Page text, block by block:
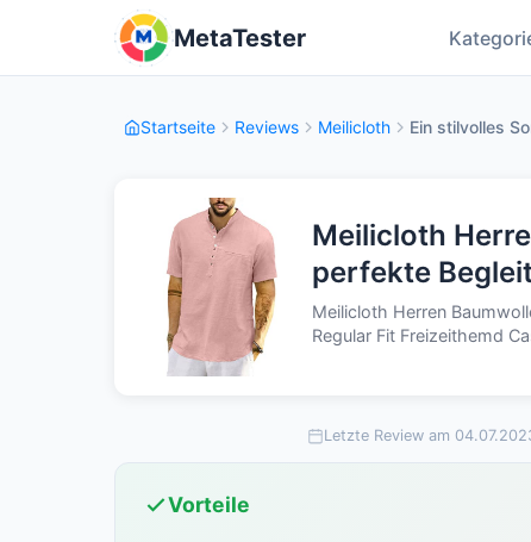
MetaTester
Startseite Reviews Meilicloth Ein stilvolles
Meilicloth
perfekte
Meilicloth Herren
Regular Fit Freizeithemd
Letzte Review am
Vorteile